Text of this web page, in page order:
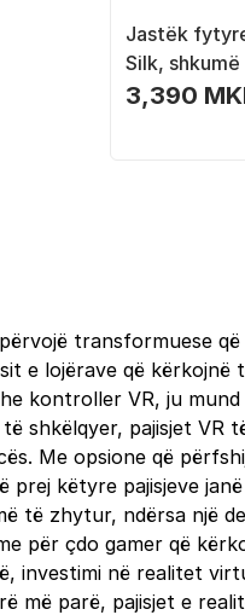
Jastëk
Silk, shkumë
3,390
transformuese
e lojërave që
kontroller VR, ju
shkëlqyer, pajisjet VR
Me opsione që
prej këtyre pajisjeve
të zhytur, ndërsa një
për çdo gamer që
investimi në realitet
më parë, pajisjet e